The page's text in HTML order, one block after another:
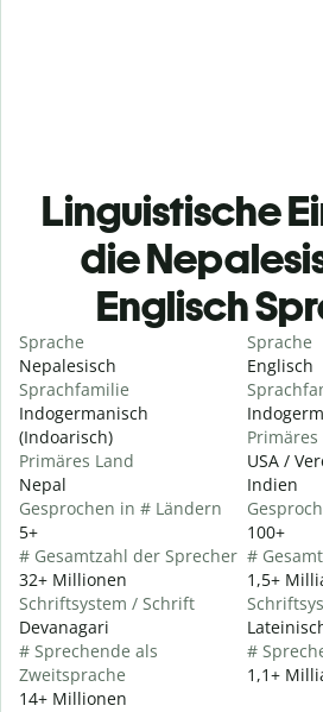
Linguistische
die
Englisch
Sprache
Nepalesisch
Sprachfamilie
Indogermanisch
(Indoarisch)
Primäres Land
Nepal
Gesprochen in # Ländern
5+
# Gesamtzahl der Sprecher
32+ Millionen
Schriftsystem / Schrift
Devanagari
# Sprechende als
Zweitsprache
14+ Millionen
Sprache
Englisch
Primäres
USA /
Indien
100+
#
1,5+
#
1,1+